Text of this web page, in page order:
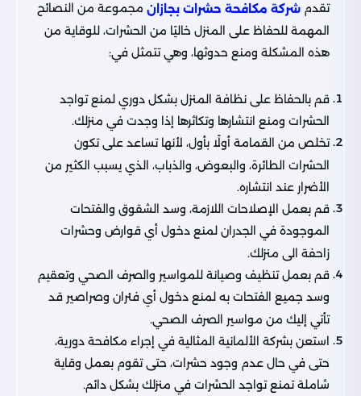
تقدم شركة مكافحة حشرات بجازان مجموعة من النصائح
المهمة للحفاظ على المنزل خاليًا من الحشرات، للوقاية من
هذه المشكلة ومنع حدوثها، وهي تتمثل في:
قم بالحفاظ على نظافة المنزل بشكل دوري لمنع تواجد
الحشرات ومنع انتشارها وتكاثرها إذا وجدت في منزلك.
تخلص من القمامة أولًا بأول، لأنها تساعد على تكون
الحشرات الطائرة، والبعوض، والذباب، الذي يسبب الكثير من
الأضرار عند انتشاره.
قم بعمل الإصلاحات اللازمة، وسد الشقوق والفتحات
الموجودة في الجدران لمنع دخول أي قوارض وحشرات
زاحفة الى منزلك.
قم بعمل تنظيف وصيانة للمواسير والصرف الصحي وتعقيم
وسد جميع الفتحات به لمنع دخول أي فئران وصراصير قد
تأتي إليك من مواسير الصرف الصحي.
استعن بشركة الألمانية المثالية في إجراء مكافحة دورية،
حتى في حال عدم وجود حشرات، حتى تقوم بعمل وقاية
شاملة تمنع تواجد الحشرات في منزلك بشكل دائم.